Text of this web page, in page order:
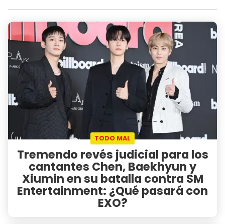
TODO MAL
Tremendo revés judicial para los
cantantes Chen, Baekhyun y
Xiumin en su batalla contra SM
Entertainment: ¿Qué pasará con
EXO?